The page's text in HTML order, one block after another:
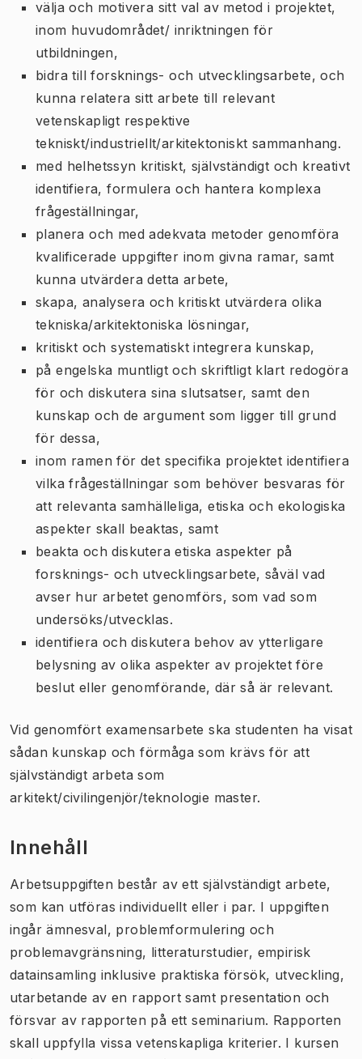
välja och motivera sitt val av metod i projektet,
inom huvudområdet/ inriktningen för
utbildningen,
bidra till forsknings- och utvecklingsarbete, och
kunna relatera sitt arbete till relevant
vetenskapligt respektive
tekniskt/industriellt/arkitektoniskt sammanhang.
med helhetssyn kritiskt, självständigt och kreativt
identifiera, formulera och hantera komplexa
frågeställningar,
planera och med adekvata metoder genomföra
kvalificerade uppgifter inom givna ramar, samt
kunna utvärdera detta arbete,
skapa, analysera och kritiskt utvärdera olika
tekniska/arkitektoniska lösningar,
kritiskt och systematiskt integrera kunskap,
på engelska muntligt och skriftligt klart redogöra
för och diskutera sina slutsatser, samt den
kunskap och de argument som ligger till grund
för dessa,
inom ramen för det specifika projektet identifiera
vilka frågeställningar som behöver besvaras för
att relevanta samhälleliga, etiska och ekologiska
aspekter skall beaktas, samt
beakta och diskutera etiska aspekter på
forsknings- och utvecklingsarbete, såväl vad
avser hur arbetet genomförs, som vad som
undersöks/utvecklas.
identifiera och diskutera behov av ytterligare
belysning av olika aspekter av projektet före
beslut eller genomförande, där så är relevant.
Vid genomfört examensarbete ska studenten ha visat
sådan kunskap och förmåga som krävs för att
självständigt arbeta som
arkitekt/civilingenjör/teknologie master.
Innehåll
Arbetsuppgiften består av ett självständigt arbete,
som kan utföras individuellt eller i par. I uppgiften
ingår ämnesval, problemformulering och
problemavgränsning, litteraturstudier, empirisk
datainsamling inklusive praktiska försök, utveckling,
utarbetande av en rapport samt presentation och
försvar av rapporten på ett seminarium. Rapporten
skall uppfylla vissa vetenskapliga kriterier. I kursen